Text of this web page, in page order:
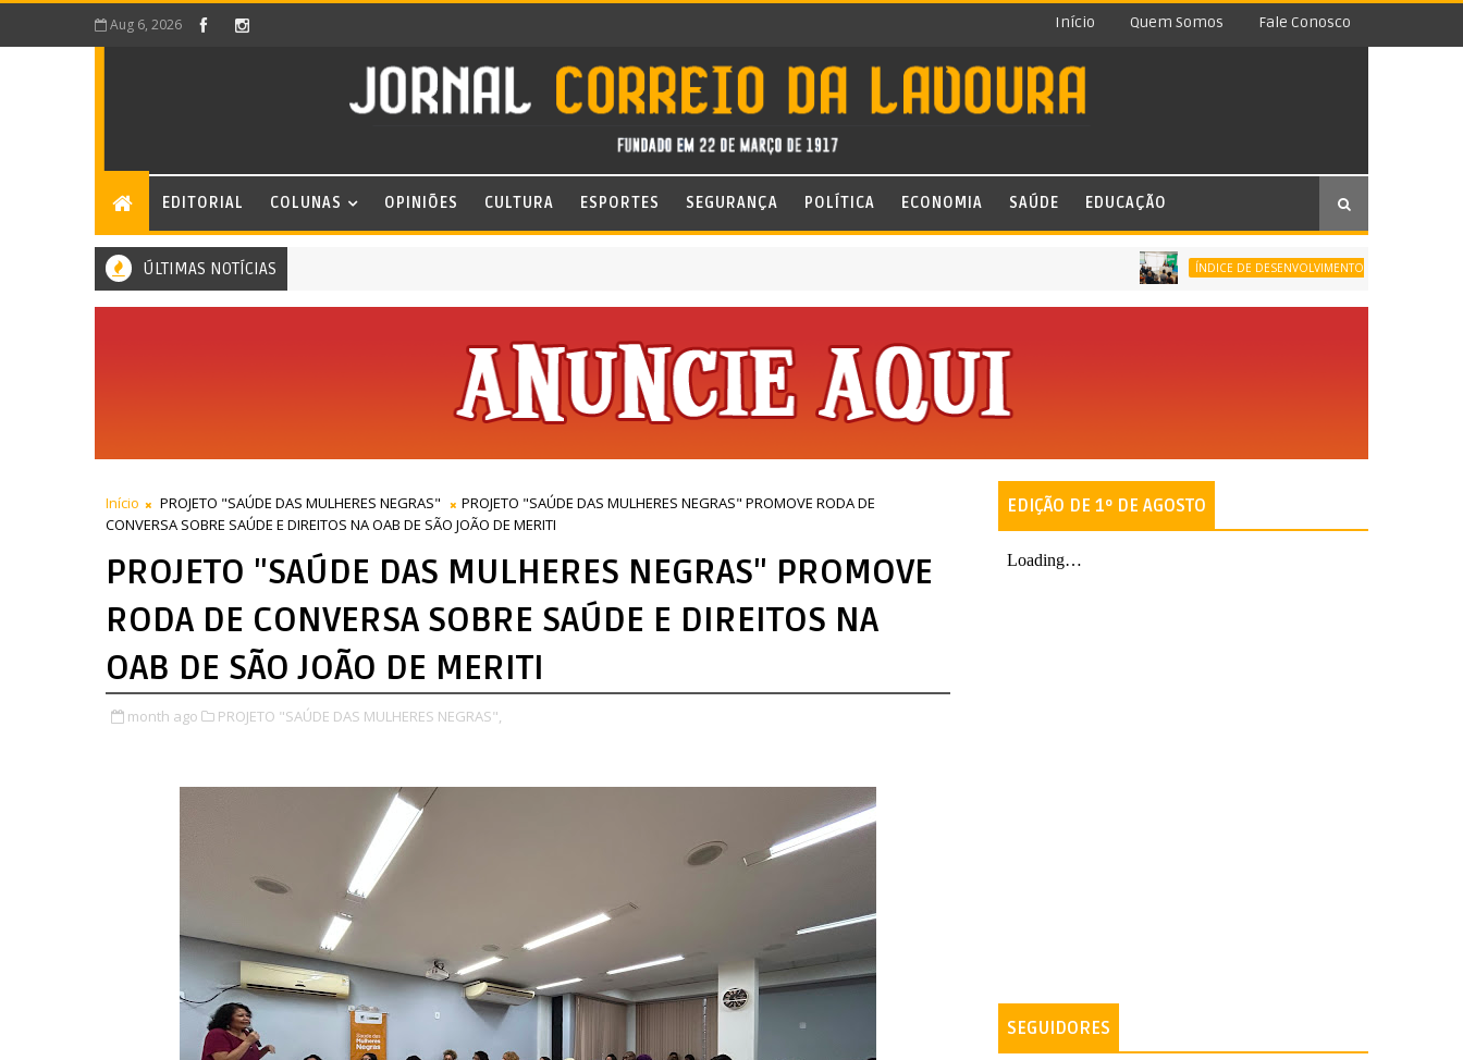
Aug 6, 2026 Início Quem Somos Fale Conosco
EDITORIAL COLUNAS OPINIÕES CULTURA ESPORTES SEGURANÇA POLÍTICA ECONOMIA SAÚDE EDUCAÇÃO
ÚLTIMAS NOTÍCIAS ÍNDICE DE DESENVOLVIMENTO DA EDUCAÇÃO BÁSICA
Início PROJETO "SAÚDE DAS MULHERES NEGRAS"
PROJETO "SAÚDE DAS MULHERES NEGRAS" PROMOVE RODA DE
CONVERSA SOBRE SAÚDE E DIREITOS NA OAB DE SÃO JOÃO DE MERITI
PROJETO "SAÚDE DAS MULHERES NEGRAS" PROMOVE
RODA DE CONVERSA SOBRE SAÚDE E DIREITOS NA
OAB DE SÃO JOÃO DE MERITI
month ago PROJETO "SAÚDE DAS MULHERES NEGRAS",
EDIÇÃO DE 1º DE AGOSTO
SEGUIDORES